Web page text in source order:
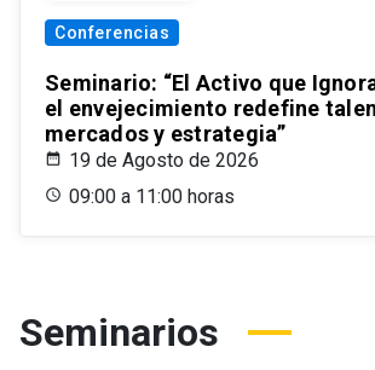
Conferencias
Seminario: “El Activo que
el envejecimiento redefine
mercados y estrategia”
19 de Agosto de 2026
09:00 a 11:00 horas
Seminarios